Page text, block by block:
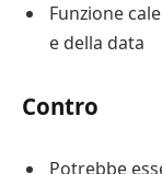
Funzione
e della data
Contro
Potrebbe